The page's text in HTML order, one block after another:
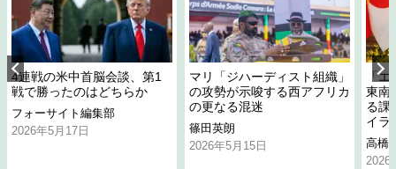
4連戦の米中首脳会談、第1
戦で勝ったのはどちらか
フォーサイト編集部
2026年5月17日
マリ「ジハーディスト組織」
の攻勢が示唆する西アフリカ
の更なる混迷
篠田英朗
2026年5月15日
「
東南
る課
イラ
高橋
2026